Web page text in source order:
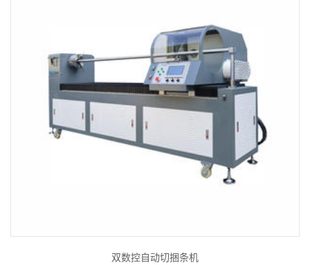
双数控自动切捆条机